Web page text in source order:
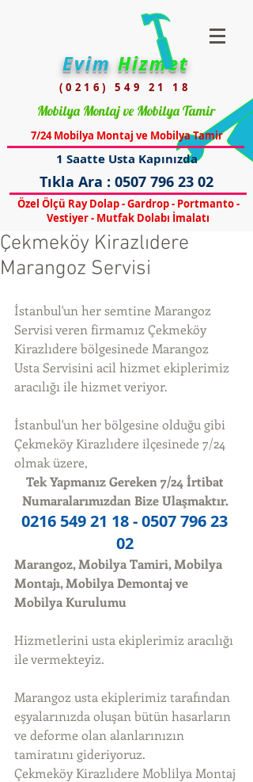
EvimHizmet
(0216) 549 21 18
Mobilya Montaj ve Mobilya Tamir
7/24 Mobilya Montaj ve Mobilya Tamir
1 Saatte Usta Kapınızda
Tıkla Ara : 0507 796 23 02
Özel Ölçü Ray Dolap - Gardrop - Portmanto -
Vestiyer - Mutfak Dolabı İmalatı
Çekmeköy Kirazlıdere
Marangoz Servisi
İstanbul'un her semtine Marangoz
Servisi veren firmamız Çekmeköy
Kirazlıdere bölgesinede Marangoz
Usta Servisini acil hizmet ekiplerimiz
aracılığı ile hizmet veriyor.
İstanbul'un her bölgesine olduğu gibi
Çekmeköy Kirazlıdere ilçesinede 7/24
olmak üzere,
Tek Yapmanız Gereken 7/24 İrtibat
Numaralarımızdan Bize Ulaşmaktır.
0216 549 21 18 - 0507 796 23
02
Marangoz, Mobilya Tamiri, Mobilya
Montajı, Mobilya Demontaj ve
Mobilya Kurulumu
Hizmetlerini usta ekiplerimiz aracılığı
ile vermekteyiz.
Marangoz usta ekiplerimiz tarafından
eşyalarınızda oluşan bütün hasarların
ve deforme olan alanlarınızın
tamiratını gideriyoruz.
Çekmeköy Kirazlıdere Moblilya Montaj